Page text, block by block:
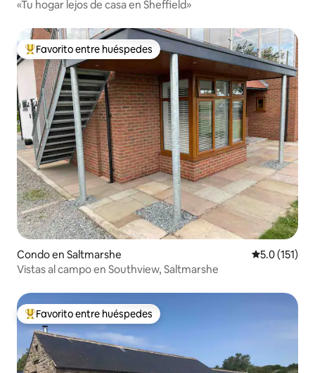
«Tu hogar lejos de casa en Sheffield»
Favorito entre huéspedes preferido
Favorito entre huéspedes
Condo en Saltmarshe Calificación
5.0 (151)
Vistas al campo en Southview, Saltmarshe
Favorito entre huéspedes preferido
Favorito entre huéspedes